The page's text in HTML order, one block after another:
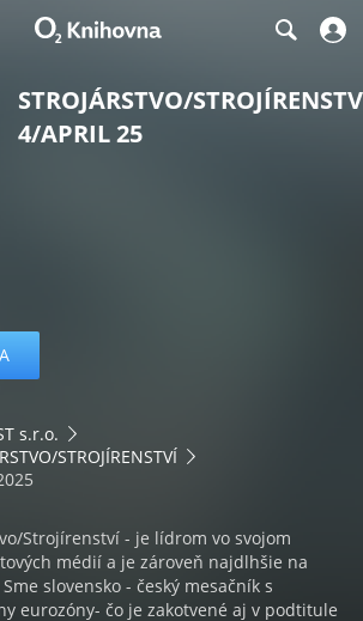
STROJÁRSTVO/
4/APRIL 25
s.r.o.
STROJÍRENSTVÍ
Strojírenství - je lídrom vo svojom
médií a je zároveň najdlhšie na
slovensko - český mesačník s
eurozóny- čo je zakotvené aj v podtitule